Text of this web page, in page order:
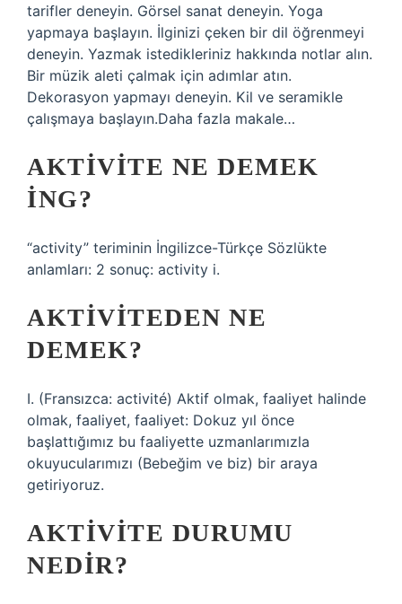
tarifler deneyin. Görsel sanat deneyin. Yoga
yapmaya başlayın. İlginizi çeken bir dil öğrenmeyi
deneyin. Yazmak istedikleriniz hakkında notlar alın.
Bir müzik aleti çalmak için adımlar atın.
Dekorasyon yapmayı deneyin. Kil ve seramikle
çalışmaya başlayın.Daha fazla makale…
AKTIVITE NE DEMEK
ING?
“activity” teriminin İngilizce-Türkçe Sözlükte
anlamları: 2 sonuç: activity i.
AKTIVITEDEN NE
DEMEK?
I. (Fransızca: activité) Aktif olmak, faaliyet halinde
olmak, faaliyet, faaliyet: Dokuz yıl önce
başlattığımız bu faaliyette uzmanlarımızla
okuyucularımızı (Bebeğim ve biz) bir araya
getiriyoruz.
AKTIVITE DURUMU
NEDIR?